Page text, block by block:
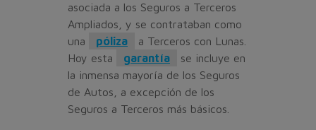
asociada a los Seguros a Terceros
Ampliados, y se contrataban como
una
póliza
a Terceros con Lunas.
Hoy esta
garantía
se incluye en
la inmensa mayoría de los Seguros
de Autos, a excepción de los
Seguros a Terceros más básicos.